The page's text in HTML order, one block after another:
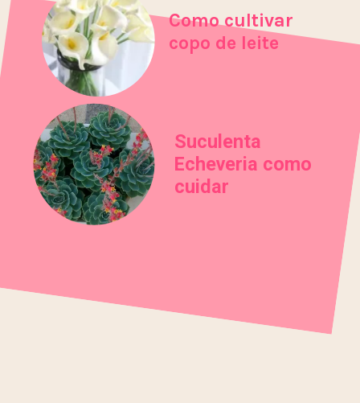
Como cultivar
copo de leite
Suculenta
Echeveria como
cuidar